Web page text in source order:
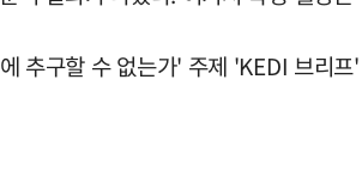
추구할 수 없는가' 주제 'KEDI 브리